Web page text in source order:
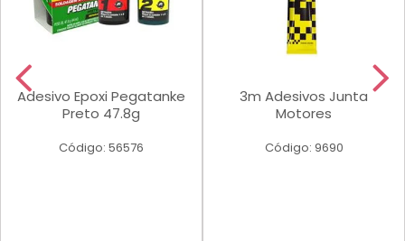
Adesivo Epoxi Pegatanke
Preto 47.8g
Código: 56576
3m Adesivos Junta
Motores
Código: 9690